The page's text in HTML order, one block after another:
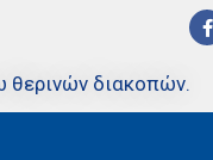
θερινών διακοπών.